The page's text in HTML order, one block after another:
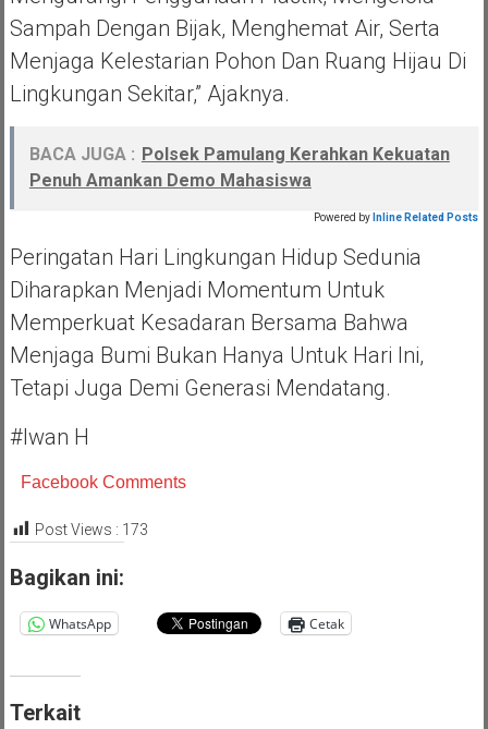
Sampah Dengan Bijak, Menghemat Air, Serta
Menjaga Kelestarian Pohon Dan Ruang Hijau Di
Lingkungan Sekitar,” Ajaknya.
BACA JUGA : Polsek Pamulang Kerahkan Kekuatan
Penuh Amankan Demo Mahasiswa
Powered by Inline Related Posts
Peringatan Hari Lingkungan Hidup Sedunia
Diharapkan Menjadi Momentum Untuk
Memperkuat Kesadaran Bersama Bahwa
Menjaga Bumi Bukan Hanya Untuk Hari Ini,
Tetapi Juga Demi Generasi Mendatang.
#Iwan H
Facebook Comments
Post Views : 173
Bagikan ini:
WhatsApp Cetak
Terkait